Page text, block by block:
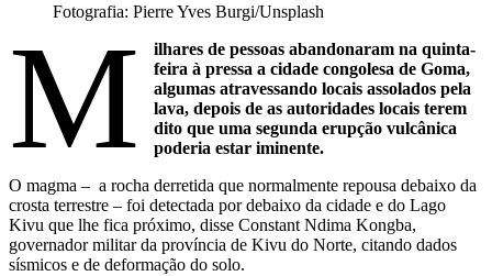
Fotografia: Pierre Yves Burgi/Unsplash
M
ilhares de pessoas abandonaram na quinta-
feira à pressa a cidade congolesa de Goma,
algumas atravessando locais assolados pela
lava, depois de as autoridades locais terem
dito que uma segunda erupção vulcânica
poderia estar iminente.
O magma – a rocha derretida que normalmente repousa debaixo da
crosta terrestre – foi detectada por debaixo da cidade e do Lago
Kivu que lhe fica próximo, disse Constant Ndima Kongba,
governador militar da província de Kivu do Norte, citando dados
sísmicos e de deformação do solo.